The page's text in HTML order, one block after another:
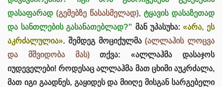
დასაფარად (გემებზე წასასმელად), ტყავის დასაზეთად
და სანთლების გასანათებლად?" მან უპასუხა:«არა, ეს
აკრძალულია». ​​შემდეგ მოციქულმა(ალლაჰის ლოცვა
და მშვიდობა მას)თქვა: «ალლაჰმა დასაჯოს
იუდეველები! როდესაც ალლაჰმა მათ ცხიმი აუკრძალა,
მათ იგი გაადნეს, გაყიდეს და მიიღე მისგან სარგებელი